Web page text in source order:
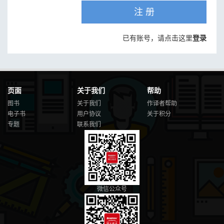
注 册
已有账号，请点击这里登录
页面
图书
电子书
专题
关于我们
关于我们
用户协议
联系我们
帮助
作译者帮助
关于积分
微信公众号